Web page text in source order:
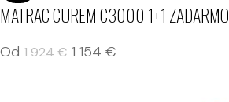
MATRAC CUREM C3000 1+1 ZADARMO
Od 1 924€ 1 154 €